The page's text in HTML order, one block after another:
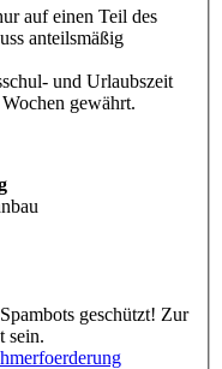
auf einen Teil des
anteilsmäßig
und Urlaubszeit
gewährt.
geschützt! Zur
sein.